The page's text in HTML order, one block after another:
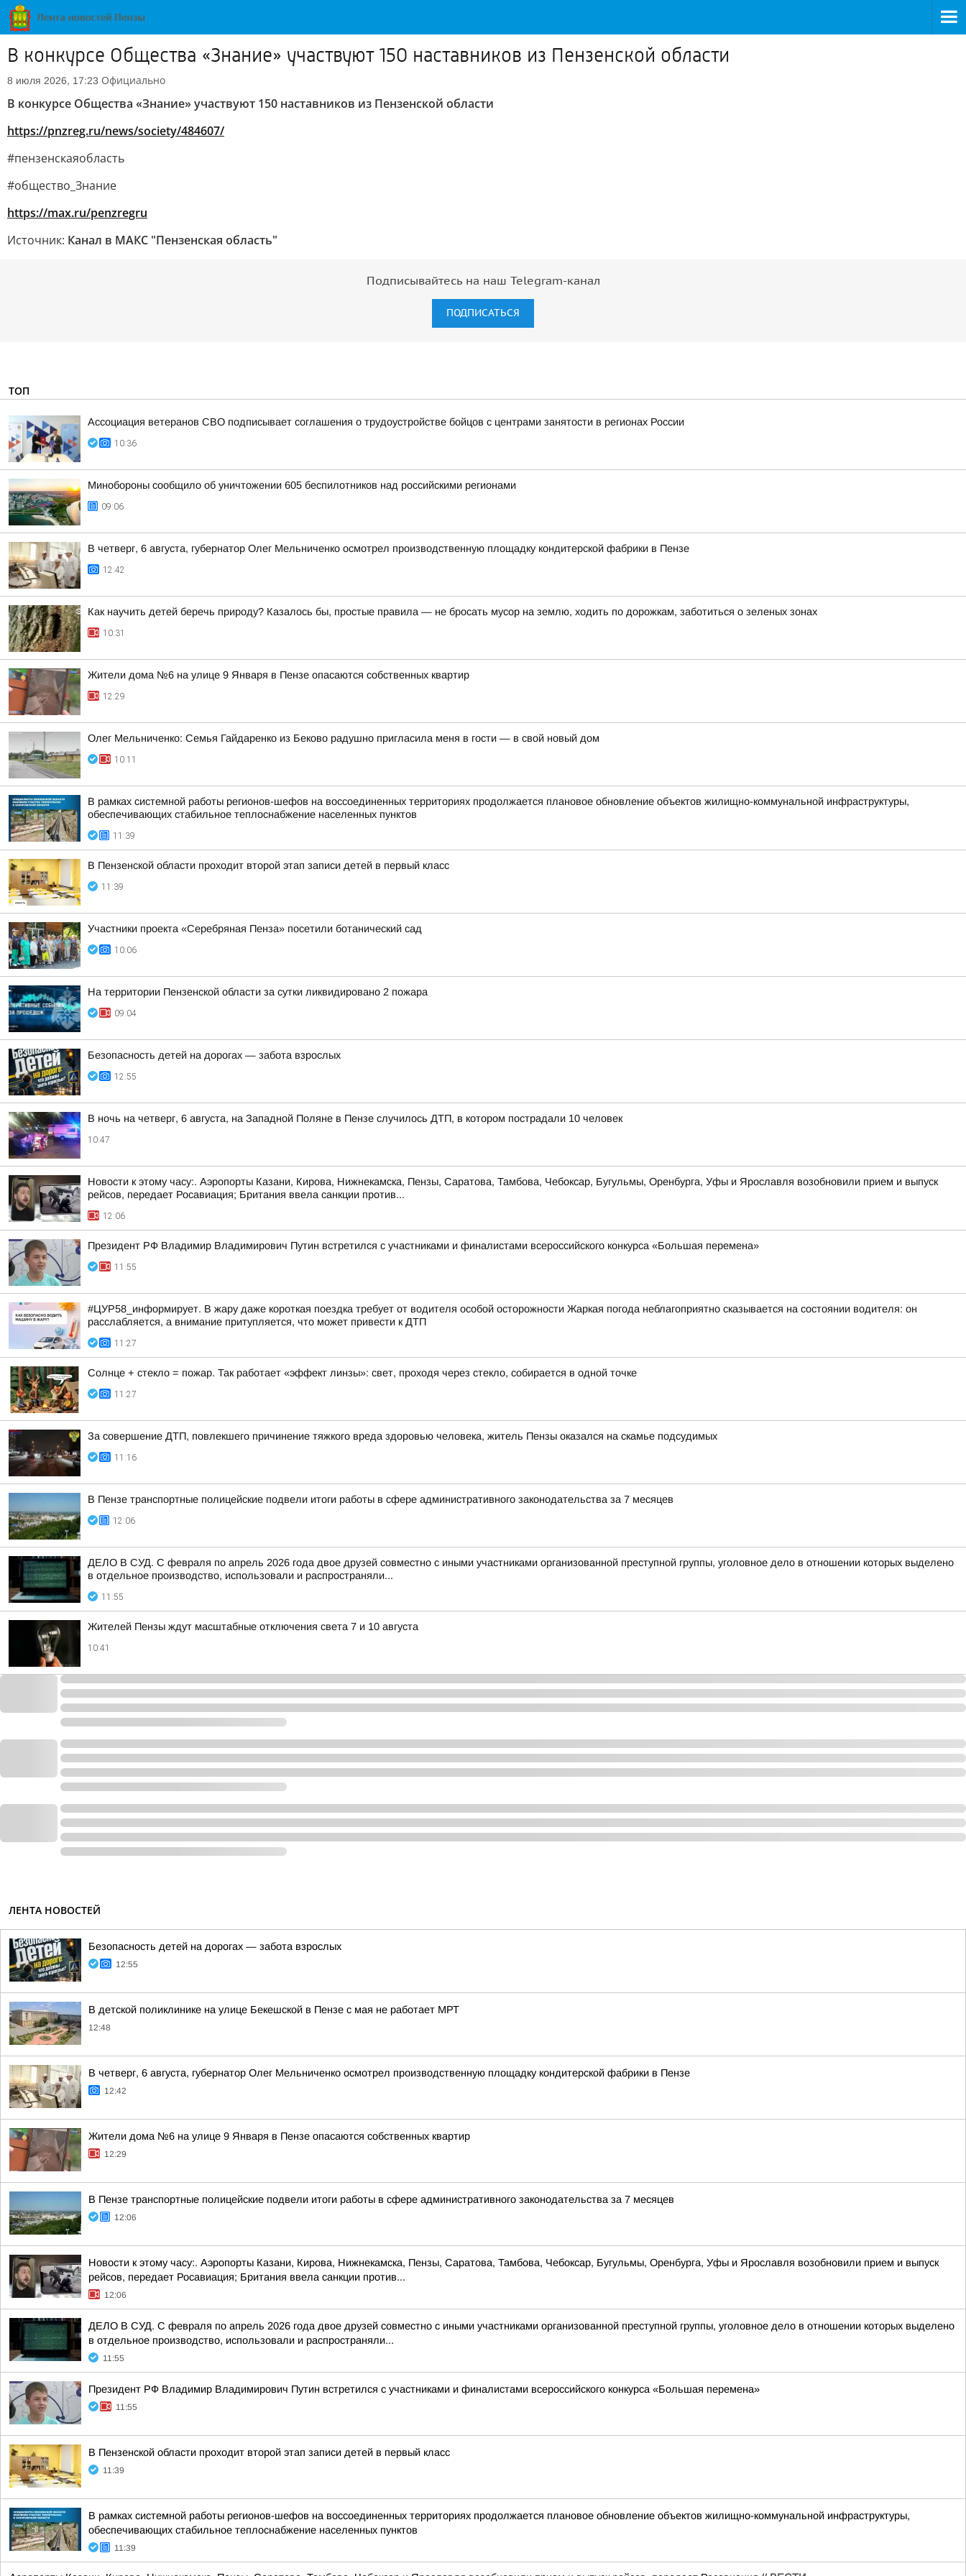
В конкурсе Общества «Знание» участвуют 150 наставников из Пензенской области
8 июля 2026, 17:23 Официально
В конкурсе Общества «Знание» участвуют 150 наставников из Пензенской области
https://pnzreg.ru/news/society/484607/
#пензенскаяобласть
#общество_Знание
https://max.ru/penzregru
Источник: Канал в МАКС "Пензенская область"
Подписывайтесь на наш Telegram-канал
ПОДПИСАТЬСЯ
ТОП
Ассоциация ветеранов СВО подписывает соглашения о трудоустройстве бойцов с центрами занятости в регионах России
10:36
Минобороны сообщило об уничтожении 605 беспилотников над российскими регионами
09:06
В четверг, 6 августа, губернатор Олег Мельниченко осмотрел производственную площадку кондитерской фабрики в Пензе
12:42
Как научить детей беречь природу? Казалось бы, простые правила — не бросать мусор на землю, ходить по дорожкам, заботиться о зеленых зонах
10:31
Жители дома №6 на улице 9 Января в Пензе опасаются собственных квартир
12:29
Олег Мельниченко: Семья Гайдаренко из Беково радушно пригласила меня в гости — в свой новый дом
10:11
В рамках системной работы регионов-шефов на воссоединенных территориях продолжается плановое обновление объектов жилищно-коммунальной инфраструктуры,
обеспечивающих стабильное теплоснабжение населенных пунктов
11:39
В Пензенской области проходит второй этап записи детей в первый класс
11:39
Участники проекта «Серебряная Пенза» посетили ботанический сад
10:06
На территории Пензенской области за сутки ликвидировано 2 пожара
09:04
Безопасность детей на дорогах — забота взрослых
12:55
В ночь на четверг, 6 августа, на Западной Поляне в Пензе случилось ДТП, в котором пострадали 10 человек
10:47
Новости к этому часу:. Аэропорты Казани, Кирова, Нижнекамска, Пензы, Саратова, Тамбова, Чебоксар, Бугульмы, Оренбурга, Уфы и Ярославля возобновили прием и выпуск
рейсов, передает Росавиация; Британия ввела санкции против...
12:06
Президент РФ Владимир Владимирович Путин встретился с участниками и финалистами всероссийского конкурса «Большая перемена»
11:55
#ЦУР58_информирует. В жару даже короткая поездка требует от водителя особой осторожности Жаркая погода неблагоприятно сказывается на состоянии водителя: он
расслабляется, а внимание притупляется, что может привести к ДТП
11:27
Солнце + стекло = пожар. Так работает «эффект линзы»: свет, проходя через стекло, собирается в одной точке
11:27
За совершение ДТП, повлекшего причинение тяжкого вреда здоровью человека, житель Пензы оказался на скамье подсудимых
11:16
В Пензе транспортные полицейские подвели итоги работы в сфере административного законодательства за 7 месяцев
12:06
ДЕЛО В СУД. C февраля по апрель 2026 года двое друзей совместно с иными участниками организованной преступной группы, уголовное дело в отношении которых выделено
в отдельное производство, использовали и распространяли...
11:55
Жителей Пензы ждут масштабные отключения света 7 и 10 августа
10:41
ЛЕНТА НОВОСТЕЙ
Безопасность детей на дорогах — забота взрослых
12:55
В детской поликлинике на улице Бекешской в Пензе с мая не работает МРТ
12:48
В четверг, 6 августа, губернатор Олег Мельниченко осмотрел производственную площадку кондитерской фабрики в Пензе
12:42
Жители дома №6 на улице 9 Января в Пензе опасаются собственных квартир
12:29
В Пензе транспортные полицейские подвели итоги работы в сфере административного законодательства за 7 месяцев
12:06
Новости к этому часу:. Аэропорты Казани, Кирова, Нижнекамска, Пензы, Саратова, Тамбова, Чебоксар, Бугульмы, Оренбурга, Уфы и Ярославля возобновили прием и выпуск
рейсов, передает Росавиация; Британия ввела санкции против...
12:06
ДЕЛО В СУД. C февраля по апрель 2026 года двое друзей совместно с иными участниками организованной преступной группы, уголовное дело в отношении которых выделено
в отдельное производство, использовали и распространяли...
11:55
Президент РФ Владимир Владимирович Путин встретился с участниками и финалистами всероссийского конкурса «Большая перемена»
11:55
В Пензенской области проходит второй этап записи детей в первый класс
11:39
В рамках системной работы регионов-шефов на воссоединенных территориях продолжается плановое обновление объектов жилищно-коммунальной инфраструктуры,
обеспечивающих стабильное теплоснабжение населенных пунктов
11:39